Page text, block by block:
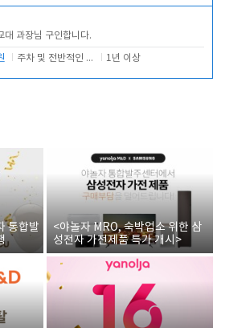
대 과장님 구인합니다.
주차 및 전반적인 당번업무 1년 이상
통합발
<야놀자 MRO, 숙박업소 위한 삼
성전자 가전제품 특가 개시>